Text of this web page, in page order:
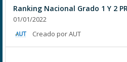
Ranking Nacional Grado 1 Y 2
01/01/2022
Creado por AUT